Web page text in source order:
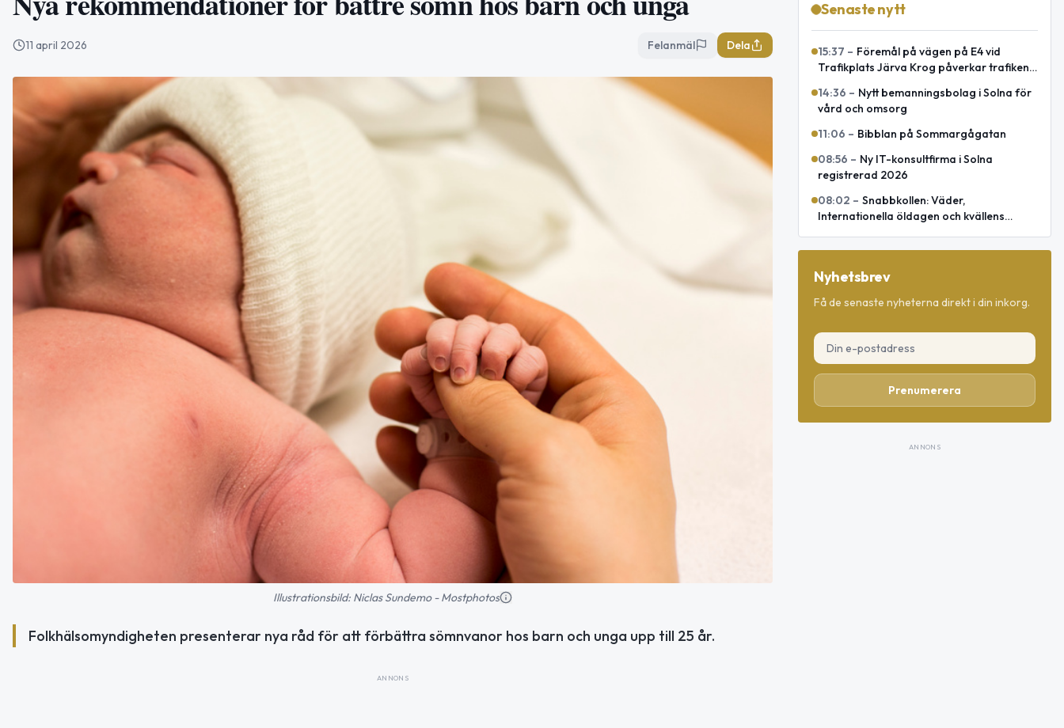
11 april 2026 Felanmäl Dela
Illustrationsbild: Niclas Sundemo - Mostphotos
Folkhälsomyndigheten presenterar nya råd för att förbättra sömnvanor hos barn och unga upp till 25 år.
ANNONS
Senaste nytt
15:37 – Föremål på vägen på E4 vid
Trafikplats Järva Krog påverkar trafiken
14:36 – Nytt bemanningsbolag i Solna för
vård och omsorg
11:06 – Bibblan på Sommargågatan
08:56 – Ny IT-konsultfirma i Solna
registrerad 2026
08:02 – Snabbkollen: Väder,
Internationella öldagen och kvällens
Nyhetsbrev
Få de senaste nyheterna direkt i din inkorg.
Prenumerera
ANNONS